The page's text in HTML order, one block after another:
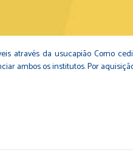
através da usucapião Como
ambos os institutos. Por